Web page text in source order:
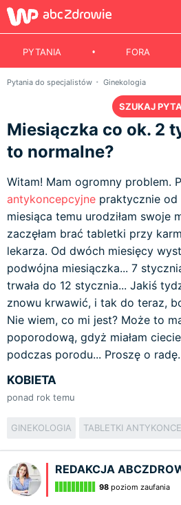
PYTANIA FORA
Pytania do specjalistów Ginekologia
SZUKAJ
Miesiączka co ok. 2
to normalne?
Witam! Mam ogromny problem.
antykoncepcyjne praktycznie od
miesiąca temu urodziłam swoje
zaczęłam brać tabletki przy
lekarza. Od dwóch miesięcy
podwójna miesiączka... 7
trwała do 12 stycznia... Jakiś
znowu krwawić, i tak do teraz,
Nie wiem, co mi jest? Może to
poporodową, gdyż miałam
podczas porodu... Proszę o
KOBIETA
ponad rok temu
GINEKOLOGIA
REDAKCJA
98 poziom zaufania